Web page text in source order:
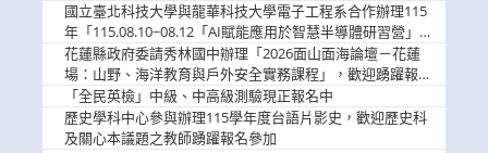
國立臺北科技大學與龍華科技大學電子工程系合作辦理115
年「115.08.10~08.12「AI賦能應用於智慧半導體研習營」，
歡迎學生踴躍報名參加
花蓮縣政府委請秀林國中辦理「2026面山面海論壇－花蓮
場：山野、海洋教育與戶外安全實務課程」，歡迎踴躍報名
參加
「全民英檢」中級、中高級測驗現正報名中
歷史學科中心參與辦理115學年度台語片影史，歡迎歷史科
及關心本議題之教師踴躍報名參加